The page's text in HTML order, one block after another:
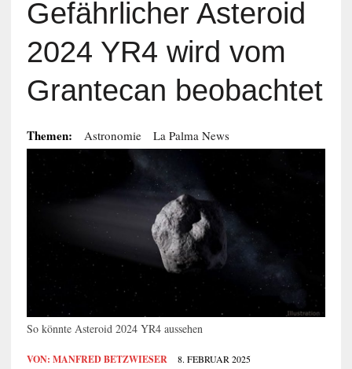
Gefährlicher Asteroid
2024 YR4 wird vom
Grantecan beobachtet
Themen: Astronomie La Palma News
So könnte Asteroid 2024 YR4 aussehen
VON: MANFRED BETZWIESER 8. FEBRUAR 2025